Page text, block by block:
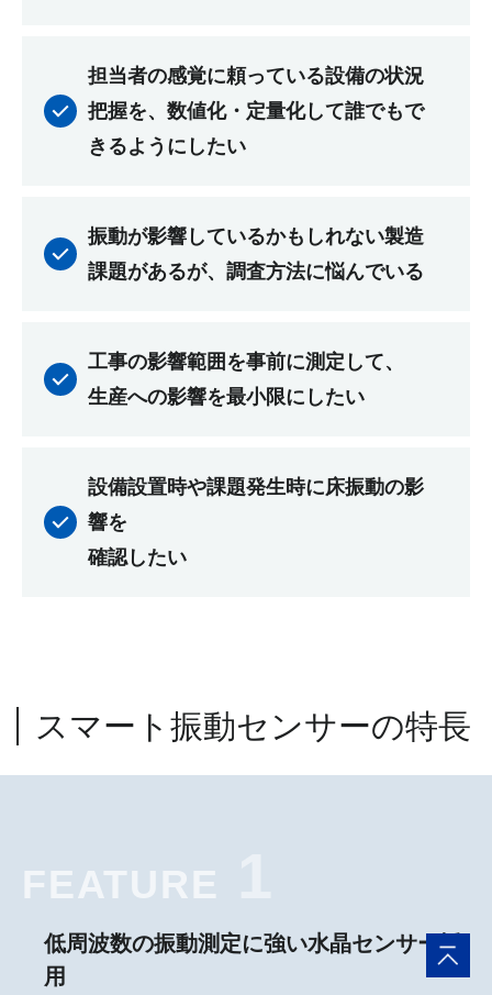
担当者の感覚に頼っている設備の状況
把握を、数値化・定量化して誰でもで
きるようにしたい
振動が影響しているかもしれない製造
課題があるが、調査方法に悩んでいる
工事の影響範囲を事前に測定して、
生産への影響を最小限にしたい
設備設置時や課題発生時に床振動の影
響を
確認したい
スマート振動センサーの特長
FEATURE
低周波数の振動測定に強い水晶センサー採
用